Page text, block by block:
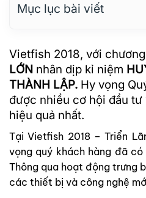
Mục lục bài viết
Vietfish 2018, với
LỚN nhân dịp kỉ niệm
THÀNH LẬP. Hy vọng
được nhiều cơ hội đầu
hiệu quả nhất.
Tại Vietfish 2018 – Triển
vọng quý khách hàng đã
Thông qua hoạt động trưng
các thiết bị và công nghệ